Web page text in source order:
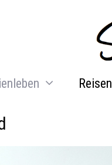
Reisen